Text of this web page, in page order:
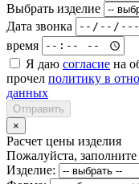
Выбрать изделие
Дата звонка
время
Я даю согласие на
прочел политику в
данных
Отправить
×
Расчет цены изделия
Пожалуйста, заполните
Изделие: